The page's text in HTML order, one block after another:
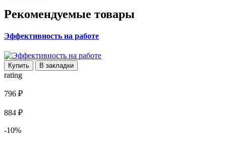
Рекомендуемые товары
Эффективность на работе
Купить В закладки
rating
796 ₽
884 ₽
-10%